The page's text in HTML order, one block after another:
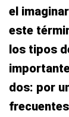
el
este
los tipos
dos: por